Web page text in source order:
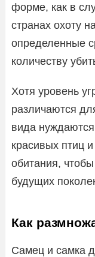
форме, как в
странах охоту
определенные
количеству
Хотя уровень
различаются
вида
красивых птиц
обитания,
будущих
Как
Самец и самка